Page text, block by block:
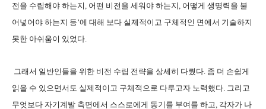
전을 수립해야 하는지, 어떤 비전을 세워야 하는지, 어떻게 생명력을 불
어넣어야 하는지 등’에 대해 보다 실제적이고 구체적인 면에서 기술하지
못한 아쉬움이 있었다.
그래서 일반인들을 위한 비전 수립 전략을 상세히 다뤘다. 좀 더 손쉽게
읽을 수 있으면서도 실제적이고 구체적으로 다루고자 노력했다. 그리고
무엇보다 자기계발 측면에서 스스로에게 동기를 부여를 하고, 각자가 나